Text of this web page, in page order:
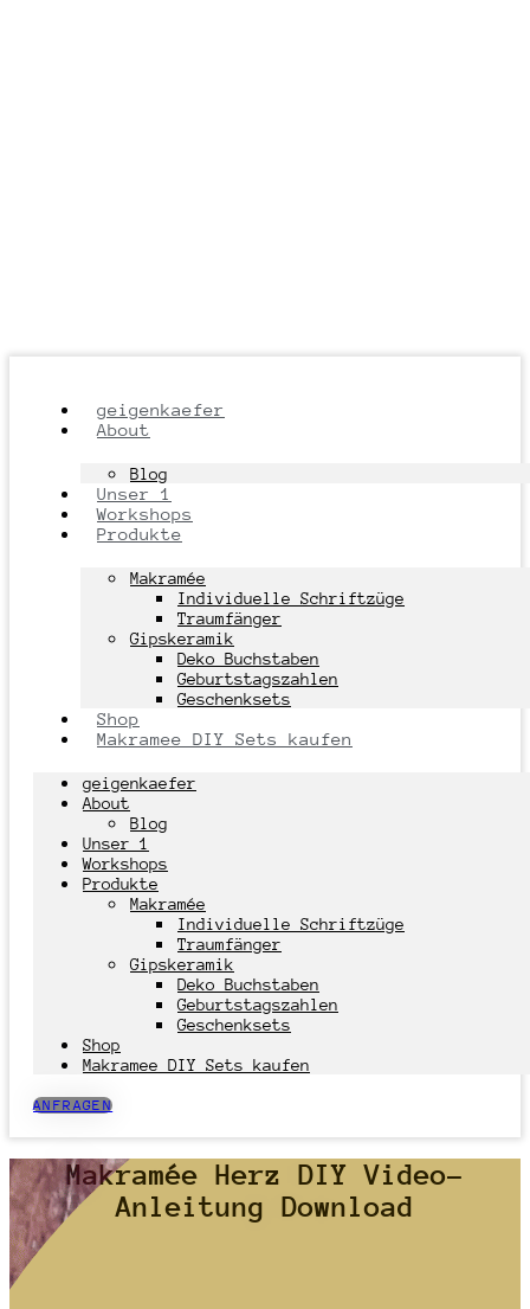
geigenkaefer
About
Blog
Unser 1
Workshops
Produkte
Makramée
Individuelle Schriftzüge
Traumfänger
Gipskeramik
Deko Buchstaben
Geburtstagszahlen
Geschenksets
Shop
Makramee DIY Sets kaufen
geigenkaefer
About
Blog
Unser 1
Workshops
Produkte
Makramée
Individuelle Schriftzüge
Traumfänger
Gipskeramik
Deko Buchstaben
Geburtstagszahlen
Geschenksets
Shop
Makramee DIY Sets kaufen
ANFRAGEN
Makramée Herz DIY Video-
Anleitung Download